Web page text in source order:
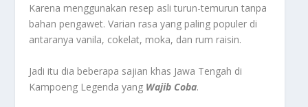
Karena menggunakan resep asli turun-temurun tanpa
bahan pengawet. Varian rasa yang paling populer di
antaranya vanila, cokelat, moka, dan rum raisin.
Jadi itu dia beberapa sajian khas Jawa Tengah di
Kampoeng Legenda yang Wajib Coba.